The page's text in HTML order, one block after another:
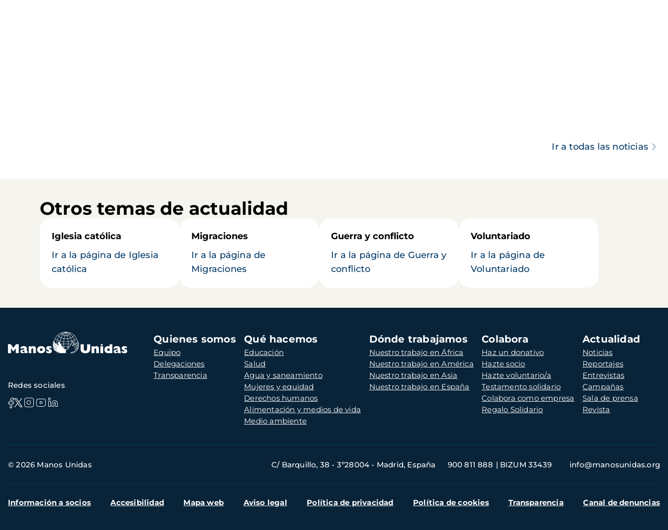
Ir a todas las noticias
Otros temas de actualidad
Iglesia católica
Ir a la página de Iglesia
católica
Migraciones
Ir a la página de
Migraciones
Guerra y conflicto
Ir a la página de Guerra y
conflicto
Voluntariado
Ir a la página de
Voluntariado
Navegación
principal
Quienes somos
Equipo
Delegaciones
Transparencia
Qué hacemos
Educación
Salud
Agua y saneamiento
Mujeres y equidad
Derechos humanos
Alimentación y medios de vida
Medio ambiente
Dónde trabajamos
Nuestro trabajo en África
Nuestro trabajo en América
Nuestro trabajo en Asia
Nuestro trabajo en España
Colabora
Haz un donativo
Hazte socio
Hazte voluntario/a
Testamento solidario
Colabora como empresa
Regalo Solidario
Actualidad
Noticias
Reportajes
Entrevistas
Campañas
Sala de prensa
Revista
Redes sociales
de
© 2026 Manos Unidas C/ Barquillo, 38 - 3º28004 - Madrid, España 900 811 888 BIZUM 33439 info@manosunidas.org
Menú
Información a socios Accesibilidad Mapa web Aviso legal Política de privacidad Política de cookies Transparencia Canal de denuncias